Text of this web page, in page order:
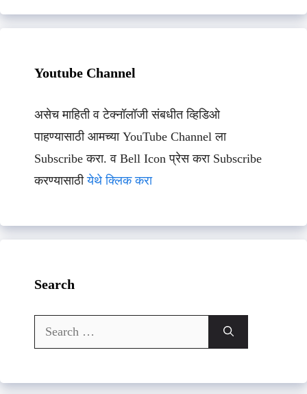
Youtube Channel
असेच माहिती व टेक्नॉलॉजी संबधीत व्हिडिओ
पाहण्यासाठी आमच्या YouTube Channel ला
Subscribe करा. व Bell Icon प्रेस करा Subscribe
करण्यासाठीयेथे क्लिक करा
Search
Search
for: